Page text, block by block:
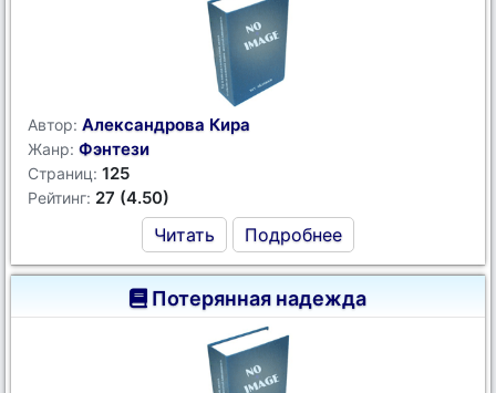
Автор: Александрова Кира
Жанр: Фэнтези
Страниц: 125
Рейтинг: 27 (4.50)
Читать Подробнее
Потерянная надежда